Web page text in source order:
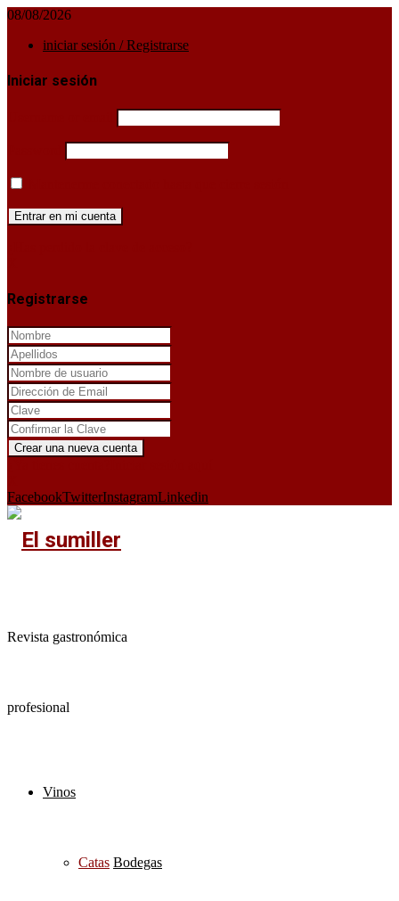
08/08/2026
iniciar sesión / Registrarse
Iniciar sesión
Registrarse
FacebookTwitterInstagramLinkedin
Revista gastronómica
profesional
Vinos
Catas Bodegas